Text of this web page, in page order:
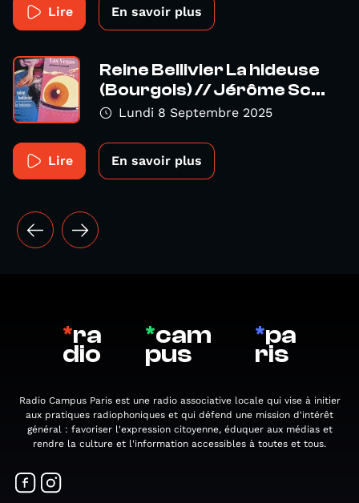
Lire En savoir plus
Reine Bellivier La hideuse
(Bourgois) // Jérôme Sc...
Lundi 8 Septembre 2025
Lire En savoir plus
*ra
dio
*cam
pus
*pa
ris
Radio Campus Paris est une radio associative locale qui vise à initier
aux pratiques radiophoniques et qui défend une mission d'intérêt
général : favoriser l'expression citoyenne, éduquer aux médias et
rendre la culture et l'information accessibles à toutes et tous.